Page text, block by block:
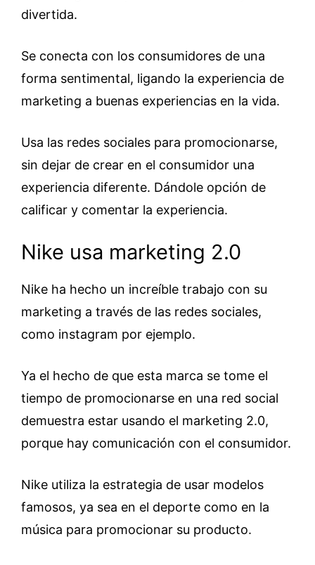
divertida.
Se conecta con los consumidores de una
forma sentimental, ligando la experiencia de
marketing a buenas experiencias en la vida.
Usa las redes sociales para promocionarse,
sin dejar de crear en el consumidor una
experiencia diferente. Dándole opción de
calificar y comentar la experiencia.
Nike usa marketing 2.0
Nike ha hecho un increíble trabajo con su
marketing a través de las redes sociales,
como instagram por ejemplo.
Ya el hecho de que esta marca se tome el
tiempo de promocionarse en una red social
demuestra estar usando el marketing 2.0,
porque hay comunicación con el consumidor.
Nike utiliza la estrategia de usar modelos
famosos, ya sea en el deporte como en la
música para promocionar su producto.